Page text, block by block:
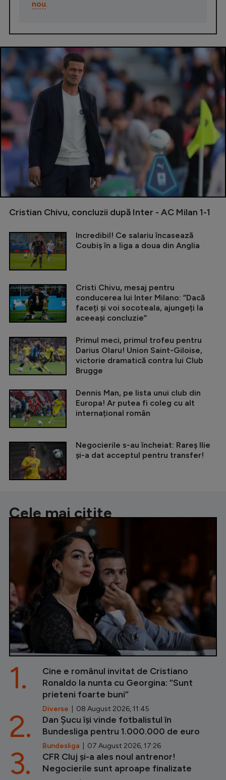
nou
Cristian Chivu, concluzii după Inter - AC Milan 1-1
Incredibil! Ce salariu încasează
Coubiș în a liga a doua din Anglia
Cristi Chivu, mesaj pentru
conducerea lui Inter Milano: ”Dacă
faceți și voi socoteala, ajungeți la
aceeași concluzie”
Primul meci, primul trofeu pentru
Darius Olaru! Union Saint-Giloise,
victorie dramatică contra lui Club
Brugge
Dennis Man, pe lista unui club din
Europa! Ar putea fi coleg cu alt
internațional român
Negocierile s-au încheiat: Rareș Ilie
și-a dat acceptul pentru transfer!
Cele mai citite
Cine e românul invitat de Cristiano
Ronaldo la nunta cu Georgina: ”Sunt
prieteni foarte buni”
Diverse | 08 August 2026, 11:45
1.
Dan Șucu își vinde fotbalistul în
Bundesliga pentru 1.000.000 de euro
Bundesliga | 07 August 2026, 17:26
2.
CFR Cluj și-a ales noul antrenor!
Negocierile sunt aproape finalizate
3.